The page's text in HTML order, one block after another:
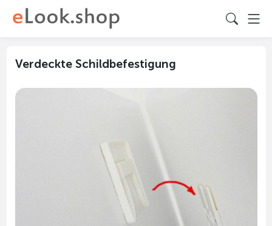
Verdeckte Schildbefestigung